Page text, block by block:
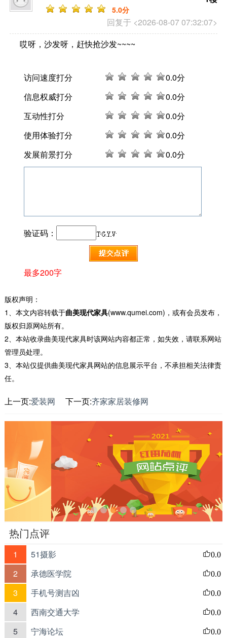
回复于 <2026-08-07 07:32:07>
5.0分
哎呀，沙发呀，赶快抢沙发~~~~
访问速度打分 0.0分
信息权威打分
0.0分
互动性打分
0.0分
使用体验打分
0.0分
发展前景打分
0.0分
验证码：
最多200字
版权声明：
1、本文内容转载于曲美现代家具(www.qumei.com)，或有会员发布，
版权归原网站所有。
2、本站收录曲美现代家具时该网站内容都正常，如失效，请联系网站
管理员处理。
3、本站仅提供曲美现代家具网站的信息展示平台，不承担相关法律责
任。
上一页:爱装网 下一页:齐家家居装修网
热门点评
1 51摄影 0.0
2 承德医学院 0.0
3 手机号测吉凶 0.0
4 西南交通大学 0.0
5 宁海论坛 0.0